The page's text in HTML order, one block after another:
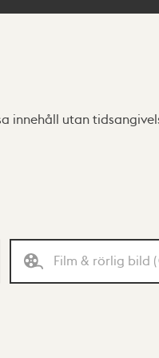
innehåll utan
Film & rörlig bild (